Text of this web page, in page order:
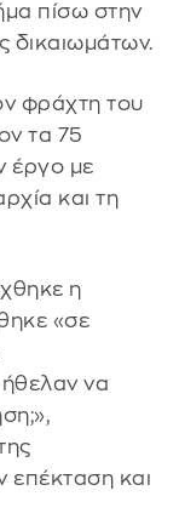
πίσω στην
δικαιωμάτων.
φράχτη του
τα 75
έργο με
και τη
η
«σε
να
επέκταση και